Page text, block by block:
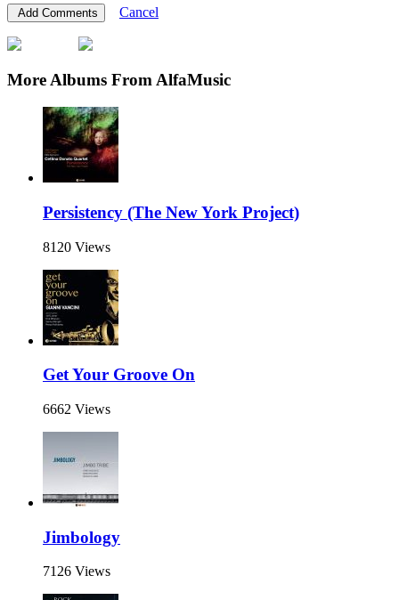
Cancel
More Albums From AlfaMusic
Persistency (The New York Project)
8120 Views
Get Your Groove On
6662 Views
Jimbology
7126 Views